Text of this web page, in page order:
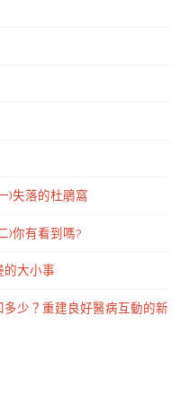
)失落的杜鵑窩
)你有看到嗎?
的大小事
少？重建良好醫病互動的新